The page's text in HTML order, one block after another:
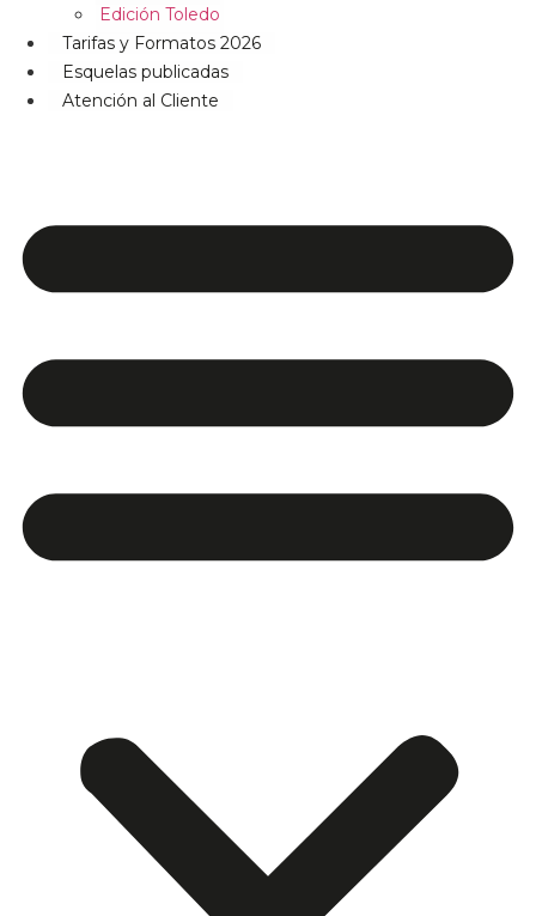
Edición Toledo
Tarifas y Formatos 2026
Esquelas publicadas
Atención al Cliente